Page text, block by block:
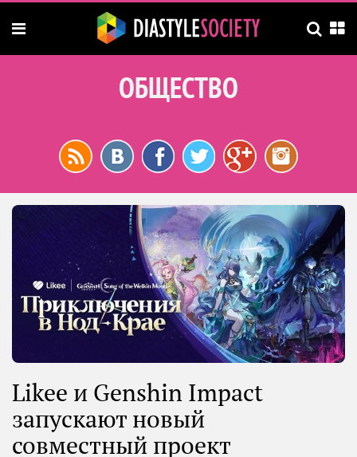
ОБЩЕСТВО
Likee и Genshin Impact
запускают новый
совместный проект